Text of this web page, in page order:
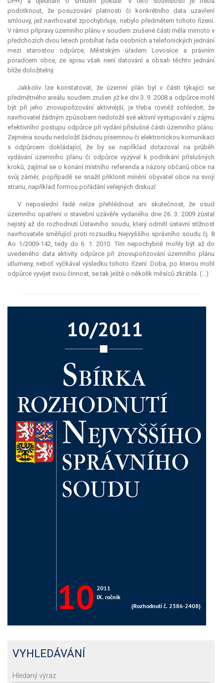
podotknout, že posuzování platnosti či konkrétního data uzavření
smlouvy, jež navrhovatel zpochybňuje, nebylo předmětem tohoto řízení.
V rámci přípravy územního plánu v soudem zrušené části měla mimoto v
předchozích dvou letech probíhat řada osobních a telefonických jednání
mezi starostou odpůrce, Městským úřadem Lovosice a právním
poradcem obce, ze spisu však není datování a obsah těchto jednání
blíže doložitelný.
Jakkoliv lze konstatovat, že územní plán byl v části týkající se
předmětného areálu soudem zrušen již ke dni 3. 9. 2008 a odpůrce mohl
být při jeho znovupořizování aktivnější, je třeba rovněž zohlednit, že
navrhovatel žádným způsobem nedoložil své aktivní vystupování v zájmu
efektivního postupu odpůrce při vydání příslušné části územního plánu.
Zejména soudu nedoložil žádnou písemnou či elektronickou komunikaci
s odpůrcem dokládající, že by se například dotazoval na průběh
vydávání územního plánu či odpůrce vyzýval k podnikání příslušných
kroků, zajímal se o konání místního referenda a názory občanů obce na
svůj záměr, popřípadě se snažil přiklonit mínění obyvatel obce na svoji
stranu, například formou pořádání veřejných diskuzí.
V neposlední řadě nelze přehlédnout ani skutečnost, že osud
územního opatření o stavební uzávěře vydaného dne 26. 3. 2009 zůstal
nejistý až do rozhodnutí Ústavního soudu, který odmítl ústavní stížnost
navrhovatele směřující proti rozsudku Nejvyššího správního soudu čj. 8
Ao 1/2009-142, tedy do 6. 1. 2010. Tím nepochybně mohly být až do
uvedeného data aktivity odpůrce při znovupořizování územního plánu
utlumeny, neboť vyčkával výsledku tohoto řízení. Doba, po kterou mohl
odpůrce vyvíjet svou činnost, se tak ještě o několik měsíců zkrátila. (...)
VYHLEDÁVÁNÍ
Hledaný výraz